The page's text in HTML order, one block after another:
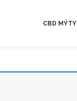
CBD MÝTY